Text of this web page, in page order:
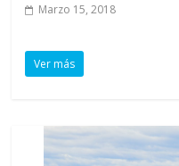
Marzo 15, 2018
Ver más